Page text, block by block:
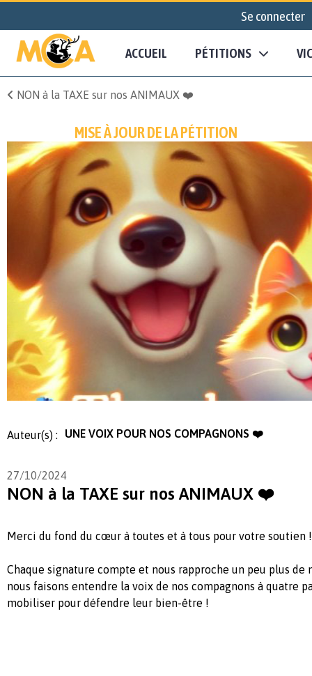
Se connecter
ACCUEIL PÉTITIONS
NON à la TAXE sur nos ANIMAUX ❤️
MISE À JOUR DE LA PÉTITION
Auteur(s) : UNE VOIX POUR NOS COMPAGNONS ❤️
27/10/2024
NON à la TAXE sur nos ANIMAUX ❤️
Merci du fond du cœur à toutes et à tous pour votre soutien !
Chaque signature compte et nous rapproche un peu plus de
nous faisons entendre la voix de nos compagnons à quatre
mobiliser pour défendre leur bien-être !